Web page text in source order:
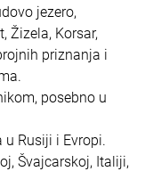
jezero,
Žizela, Korsar,
priznanja i
posebno u
Rusiji i Evropi.
Švajcarskoj, Italiji,